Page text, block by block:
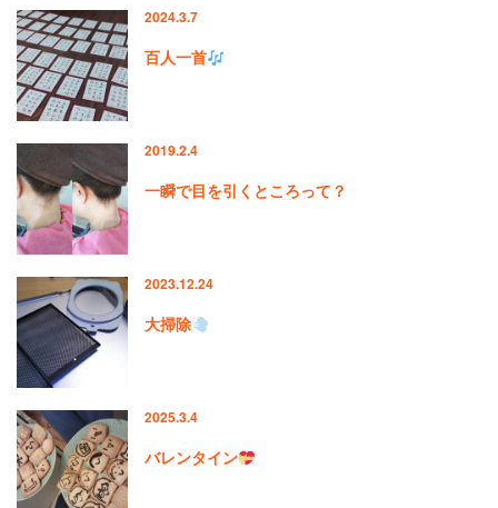
2024.3.7
百人一首
2019.2.4
一瞬で目を引くところって？
2023.12.24
大掃除
2025.3.4
バレンタイン